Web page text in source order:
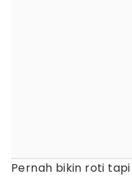
Pernah bikin roti